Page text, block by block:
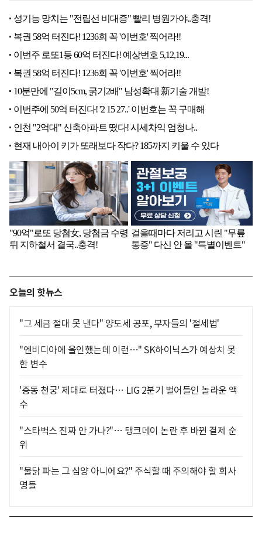
오늘의 핫뉴스
"그 세금 절대 못 낸다" 양도세 공포, 부자들의 '절세법'
"엔비디아에 올인했는데 이런…" SK하이닉스가 예상치 못
한 변수
'중동 천궁' 제대로 터졌다… LIG 2분기 벌어들인 놀라운 액
수
"스타벅스 진짜 안 가나?"… 탱크데이 논란 후 바뀐 결제 순
위
"불닭 파는 그 삼양 아니에요?" 주식할 때 주의해야 할 회사
명들